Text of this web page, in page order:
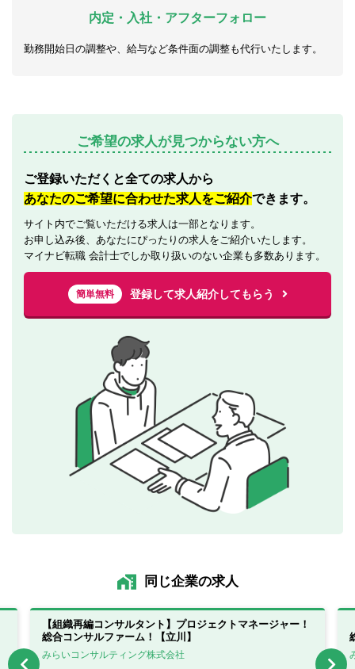
内定・入社・アフターフォロー
勤務開始日の調整や、給与など条件面の調整も代行いたします。
ご希望の求人が見つからない方へ
ご登録いただくと全ての求人から
あなたのご希望に合わせた求人をご紹介できます。
サイト内でご覧いただける求人は一部となります。
お申し込み後、あなたにぴったりの求人をご紹介いたします。
マイナビ転職 会計士でしか取り扱いのない企業も多数あります。
簡単無料 登録して求人紹介してもらう
同じ企業の求人
【組織再編コンサルタント】プロジェクトマネージャー！
総合コンサルファーム！【立川】
みらいコンサルティング株式会社